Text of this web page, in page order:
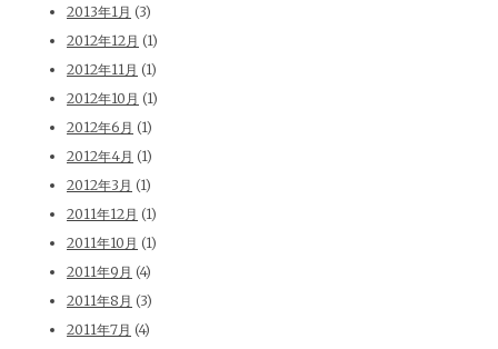
2013年1月 (3)
2012年12月 (1)
2012年11月 (1)
2012年10月 (1)
2012年6月 (1)
2012年4月 (1)
2012年3月 (1)
2011年12月 (1)
2011年10月 (1)
2011年9月 (4)
2011年8月 (3)
2011年7月 (4)